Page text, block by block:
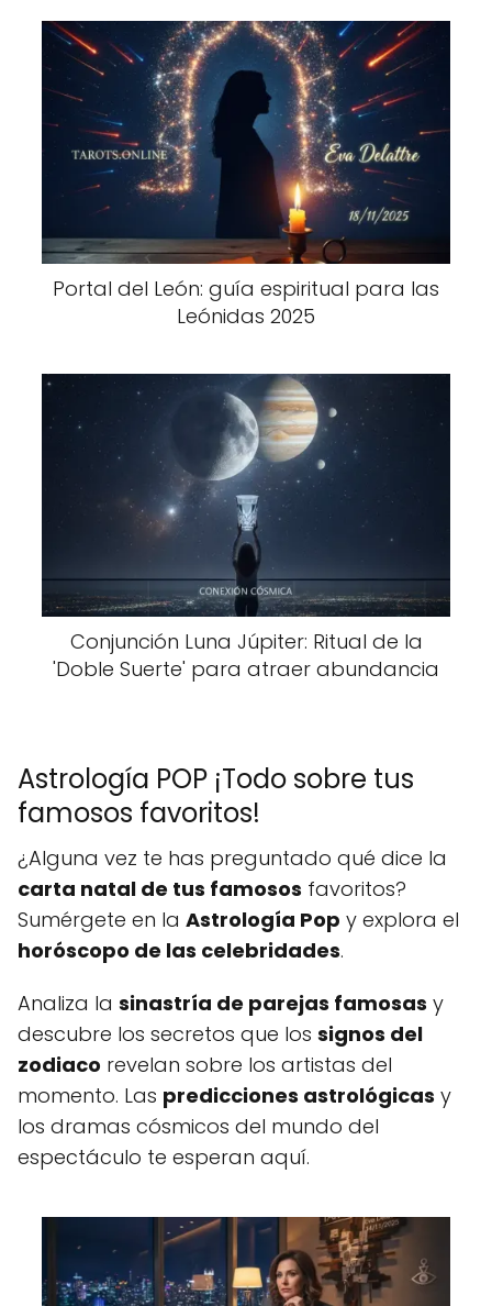
Portal del León: guía espiritual para las
Leónidas 2025
Conjunción Luna Júpiter: Ritual de la
'Doble Suerte' para atraer abundancia
Astrología POP ¡Todo sobre tus
famosos favoritos!
¿Alguna vez te has preguntado qué dice la
carta natal de tus famosos favoritos?
Sumérgete en la Astrología Pop y explora el
horóscopo de las celebridades.
Analiza la sinastría de parejas famosas y
descubre los secretos que los signos del
zodiaco revelan sobre los artistas del
momento. Las predicciones astrológicas y
los dramas cósmicos del mundo del
espectáculo te esperan aquí.